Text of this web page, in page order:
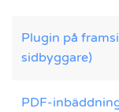
Plugin på
sidbyggare)
PDF-